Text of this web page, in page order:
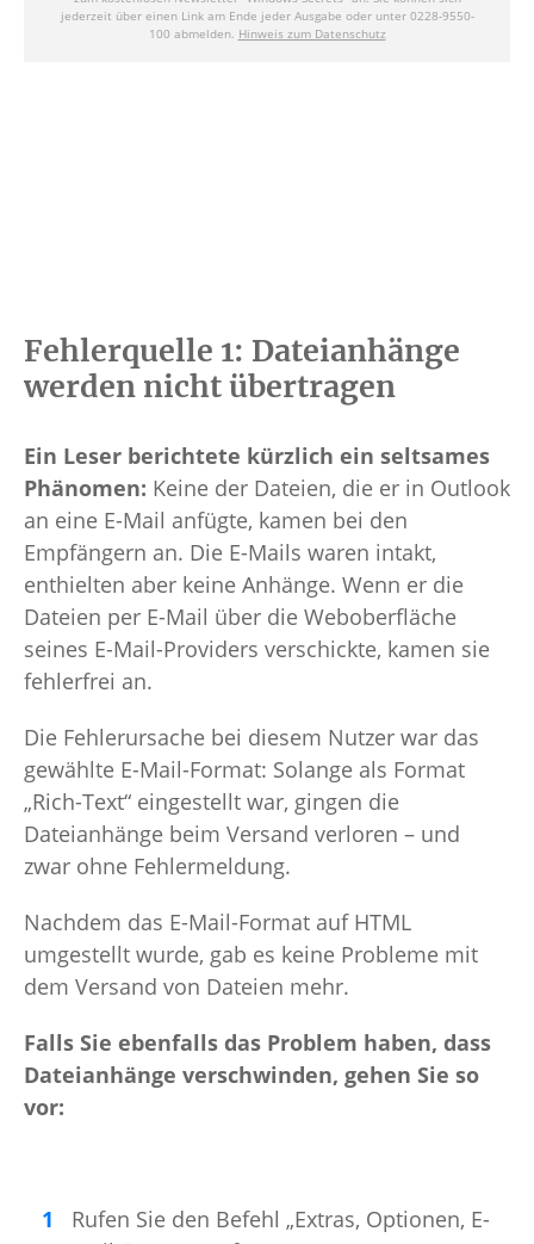
Fehlerquelle 1: Dateianhänge
werden nicht übertragen
Ein Leser berichtete kürzlich ein seltsames
Phänomen: Keine der Dateien, die er in Outlook
an eine E-Mail anfügte, kamen bei den
Empfängern an. Die E-Mails waren intakt,
enthielten aber keine Anhänge. Wenn er die
Dateien per E-Mail über die Weboberfläche
seines E-Mail-Providers verschickte, kamen sie
fehlerfrei an.
Die Fehlerursache bei diesem Nutzer war das
gewählte E-Mail-Format: Solange als Format
„Rich-Text“ eingestellt war, gingen die
Dateianhänge beim Versand verloren – und
zwar ohne Fehlermeldung.
Nachdem das E-Mail-Format auf HTML
umgestellt wurde, gab es keine Probleme mit
dem Versand von Dateien mehr.
Falls Sie ebenfalls das Problem haben, dass
Dateianhänge verschwinden, gehen Sie so
vor:
Rufen Sie den Befehl „Extras, Optionen, E-